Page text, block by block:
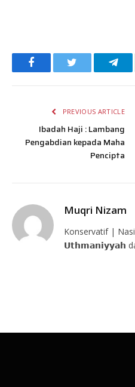
Facebook
PREVIOUS ARTICLE
Ibadah Haji : Lambang
Pengabdian kepada Maha
Pencipta
Muqri Nizam
Konservatif |
𝗨𝘁𝗵𝗺𝗮𝗻𝗶𝘆𝘆𝗮𝗵